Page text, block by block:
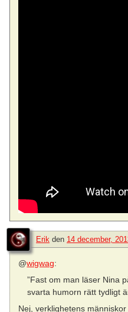
Erik den 14 december,
@wigwag:
”Fast om man läser Nina
svarta humorn rätt tydligt
Nej, verklighetens